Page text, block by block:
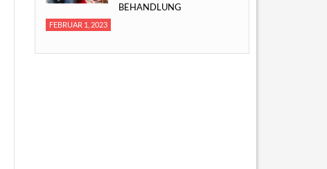
BEHANDLUNG
FEBRUAR 1, 2023